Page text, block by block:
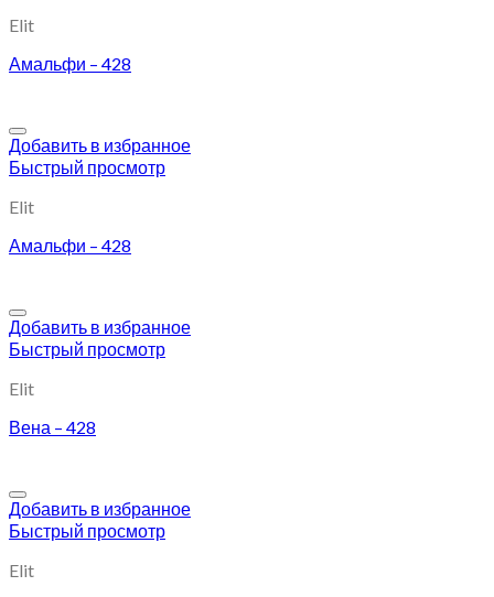
Elit
Амальфи – 428
Добавить в избранное
Быстрый просмотр
Elit
Амальфи – 428
Добавить в избранное
Быстрый просмотр
Elit
Вена – 428
Добавить в избранное
Быстрый просмотр
Elit